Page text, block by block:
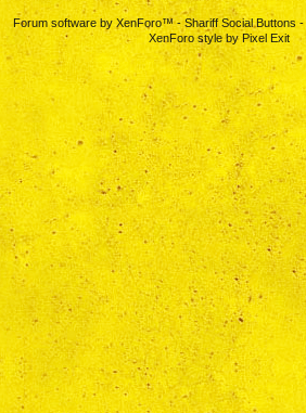
Forum software by XenForo™-Shariff Social Buttons-
XenForo style by Pixel Exit